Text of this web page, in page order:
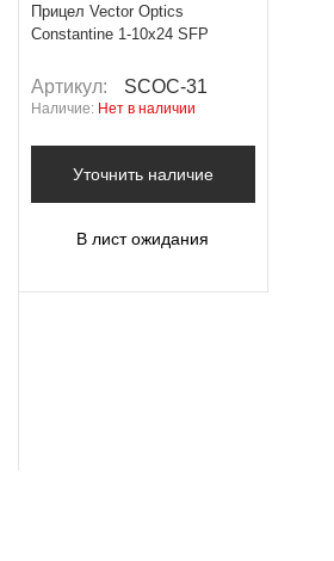
Прицел Vector Optics
Constantine 1-10x24 SFP
Артикул: SCOC-31
Наличие: Нет в наличии
Уточнить наличие
В лист ожидания